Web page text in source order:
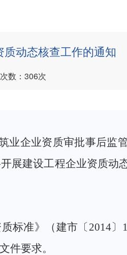
动态核查工作的通知
数： 306次
业企业资质审批事后监
展建设工程企业资质动
标准》（建市〔2014〕
件要求。